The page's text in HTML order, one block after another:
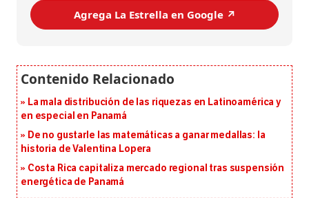
Agrega La Estrella en Google ↗️
La mala distribución de las riquezas en Latinoamérica y
en especial en Panamá
De no gustarle las matemáticas a ganar medallas: la
historia de Valentina Lopera
Costa Rica capitaliza mercado regional tras suspensión
energética de Panamá